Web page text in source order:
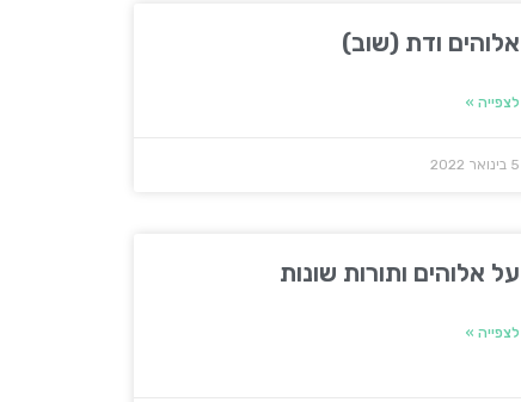
אלוהים ודת (שוב)
לצפייה »
5 בינואר 2022
על אלוהים ותורות שונות
לצפייה »